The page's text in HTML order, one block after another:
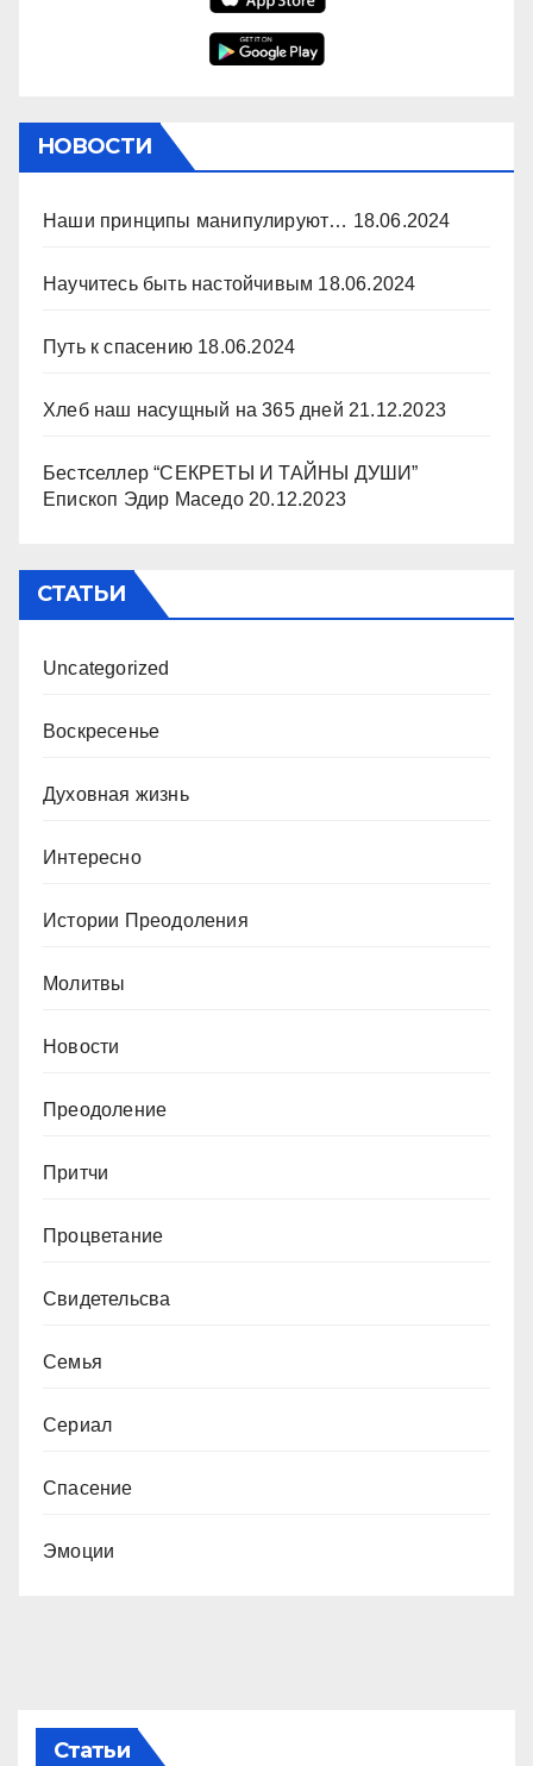
НОВОСТИ
Наши принципы манипулируют… 18.06.2024
Научитесь быть настойчивым 18.06.2024
Путь к спасению 18.06.2024
Хлеб наш насущный на 365 дней 21.12.2023
Бестселлер “СЕКРЕТЫ И ТАЙНЫ ДУШИ”
Епископ Эдир Маседо 20.12.2023
СТАТЬИ
Uncategorized
Воскресенье
Духовная жизнь
Интересно
Истории Преодоления
Молитвы
Новости
Преодоление
Притчи
Процветание
Свидетельсва
Семья
Сериал
Спасение
Эмоции
Статьи